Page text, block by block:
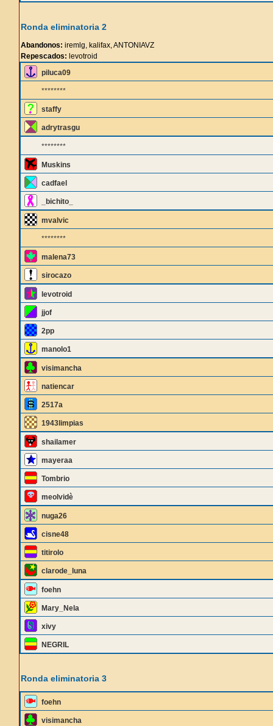
Ronda eliminatoria 2
Abandonos: iremlg, kalifax, ANTONIAVZ
Repescados: levotroid
piluca09
********
staffy
adrytrasgu
********
Muskins
cadfael
_bichito_
mvalvic
********
malena73
sirocazo
levotroid
jjof
2pp
manolo1
visimancha
natiencar
2517a
1943limpias
shailamer
mayeraa
Tombrio
meolvidè
nuga26
cisne48
titirolo
clarode_luna
foehn
Mary_Nela
xivy
NEGRIL
Ronda eliminatoria 3
foehn
visimancha